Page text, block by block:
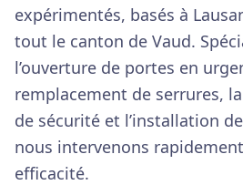
expérimentés, basés à
tout le canton de Vaud.
l’ouverture de portes en
remplacement de serrures,
de sécurité et l’installation
nous intervenons
efficacité.